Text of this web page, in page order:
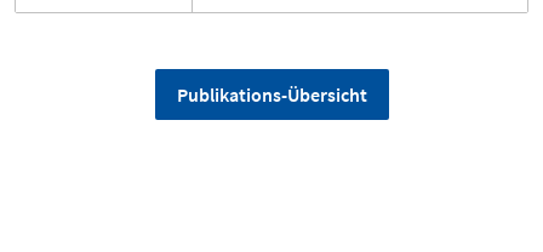
Publikations-Übersicht